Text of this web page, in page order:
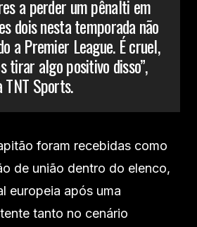
a perder um pênalti em
dois nesta temporada não
a Premier League. É cruel,
tirar algo positivo disso”,
Sports.
foram recebidas como
de união dentro do elenco,
europeia após uma
tanto no cenário